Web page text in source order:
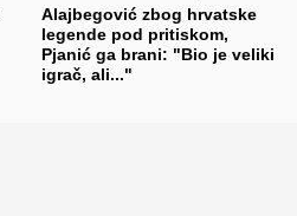
Alajbegović zbog hrvatske
legende pod pritiskom,
Pjanić ga brani: "Bio je veliki
igrač, ali..."